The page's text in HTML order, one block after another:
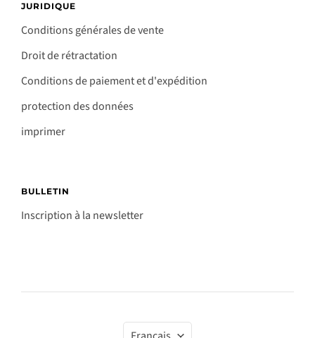
JURIDIQUE
Conditions générales de vente
Droit de rétractation
Conditions de paiement et d'expédition
protection des données
imprimer
BULLETIN
Inscription à la newsletter
Langue